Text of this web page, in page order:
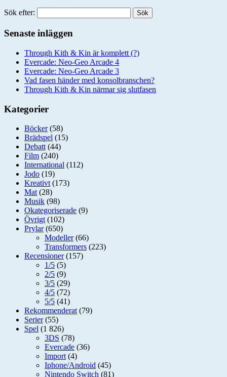
Sök efter:
Senaste inläggen
Through Kith & Kin är komplett (?)
Evercade: Neo-Geo Arcade 4
Evercade: Neo-Geo Arcade 3
Vad fasen händer med konsolbranschen?
Through Kith & Kin närmar sig slutfasen
Kategorier
Böcker(58)
Brädspel (15)
Debatt (44)
Film (240)
International (112)
Jodo (19)
Kreativt (173)
Mat (28)
Musik (98)
Okategoriserade (9)
Övrigt (102)
Prylar(650)
Modeller(66)
Transformers (223)
Recensioner(157)
1/5 (5)
2/5 (9)
3/5 (29)
4/5 (72)
5/5 (41)
Rekommenderat (79)
Serier(55)
Spel (1 826)
3DS (78)
Evercade (36)
Import (4)
Iphone/Android (45)
Nintendo Switch (81)